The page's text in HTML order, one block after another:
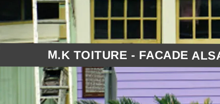
M.K TOITURE - FACADE